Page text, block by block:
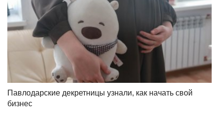
Павлодарские декретницы узнали, как начать свой
бизнес